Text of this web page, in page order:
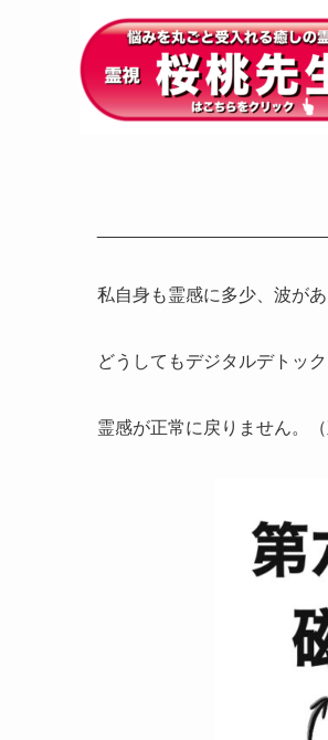
私自身も霊感に多少、波があ
どうしてもデジタルデトッ
霊感が正常に戻りません。